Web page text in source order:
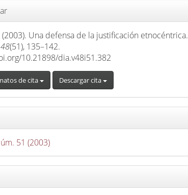
(2003). Una defensa de la justificación etnocéntrica.
48(51), 135–142.
10.21898/dia.v48i51.382
de cita Descargar cita
51 (2003)